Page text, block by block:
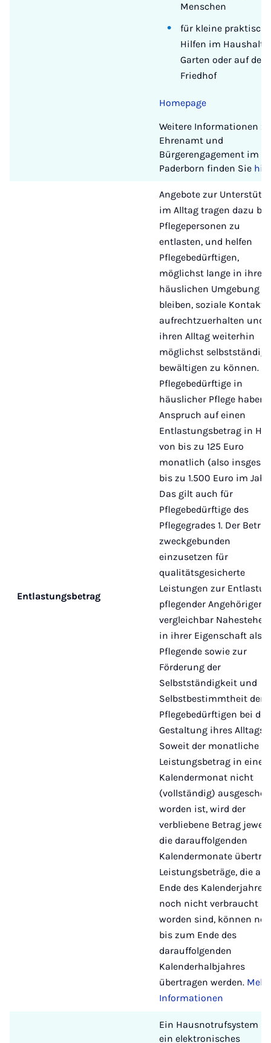
Menschen
für kleine
Hilfen im Haushalt,
Garten oder auf dem
Friedhof
Homepage
Weitere Informationen zu
Ehrenamt und
Bürgerengagement im
Paderborn finden Sie hier
Entlastungsbetrag
Angebote zur
im Alltag tragen dazu bei,
Pflegepersonen zu
entlasten, und helfen
Pflegebedürftigen,
möglichst lange in ihrer
häuslichen Umgebung
bleiben, soziale Kontakte
aufrechtzuerhalten und
ihren Alltag weiterhin
möglichst selbstständig
bewältigen zu können.
Pflegebedürftige in
häuslicher Pflege haben
Anspruch auf einen
Entlastungsbetrag in
von bis zu 125 Euro
monatlich (also
bis zu 1.500 Euro im
Das gilt auch für
Pflegebedürftige des
Pflegegrades 1. Der
zweckgebunden
einzusetzen für
qualitätsgesicherte
Leistungen zur
pflegender Angehöriger
vergleichbar
in ihrer Eigenschaft als
Pflegende sowie zur
Förderung der
Selbstständigkeit und
Selbstbestimmtheit der
Pflegebedürftigen bei der
Gestaltung ihres Alltags.
Soweit der monatliche
Leistungsbetrag in
Kalendermonat nicht
(vollständig)
worden ist, wird der
verbliebene Betrag
die darauffolgenden
Kalendermonate
Leistungsbeträge, die am
Ende des Kalenderjahres
noch nicht verbraucht
worden sind, können
bis zum Ende des
darauffolgenden
Kalenderhalbjahres
übertragen werden. Mehr
Informationen
Ein Hausnotrufsystem
ein elektronisches